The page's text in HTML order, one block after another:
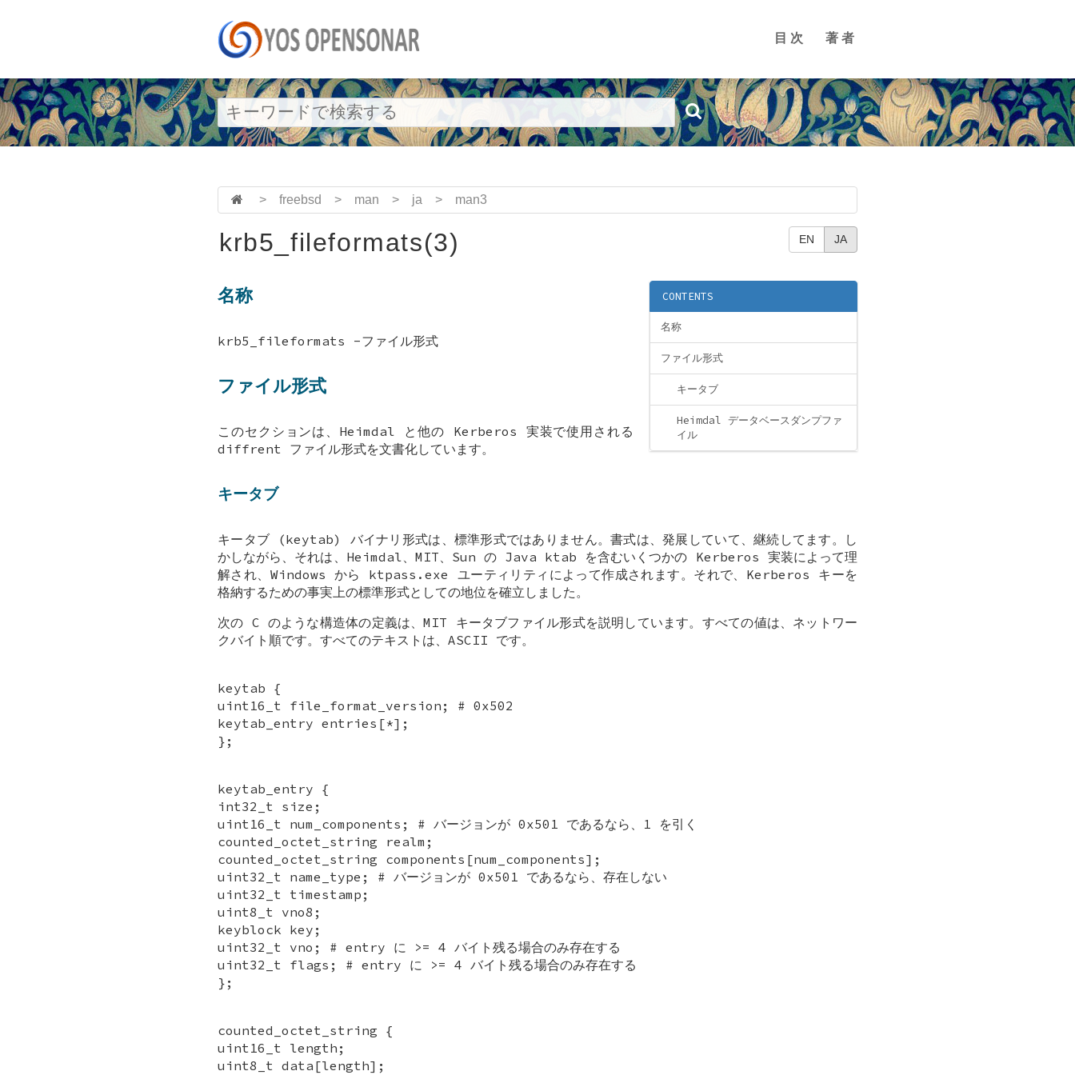
目次 著者
> freebsd > man > ja > man3
EN JA
krb5_fileformats(3)
CONTENTS
名称
ファイル形式
キータブ
Heimdal データベースダンプファ
イル
名称
krb5_fileformats -ファイル形式
ファイル形式
このセクションは、Heimdal と他の Kerberos 実装で使用される
diffrent ファイル形式を文書化しています。
キータブ
キータブ (keytab) バイナリ形式は、標準形式ではありません。書式は、発展していて、継続してます。し
かしながら、それは、Heimdal、MIT、Sun の Java ktab を含むいくつかの Kerberos 実装によって理
解され、Windows から ktpass.exe ユーティリティによって作成されます。それで、Kerberos キーを
格納するための事実上の標準形式としての地位を確立しました。
次の C のような構造体の定義は、MIT キータブファイル形式を説明しています。すべての値は、ネットワー
クバイト順です。すべてのテキストは、ASCII です。
keytab {
uint16_t file_format_version; # 0x502
keytab_entry entries[*];
};
keytab_entry {
int32_t size;
uint16_t num_components; # バージョンが 0x501 であるなら、1 を引く
counted_octet_string realm;
counted_octet_string components[num_components];
uint32_t name_type; # バージョンが 0x501 であるなら、存在しない
uint32_t timestamp;
uint8_t vno8;
keyblock key;
uint32_t vno; # entry に >= 4 バイト残る場合のみ存在する
uint32_t flags; # entry に >= 4 バイト残る場合のみ存在する
};
counted_octet_string {
uint16_t length;
uint8_t data[length];